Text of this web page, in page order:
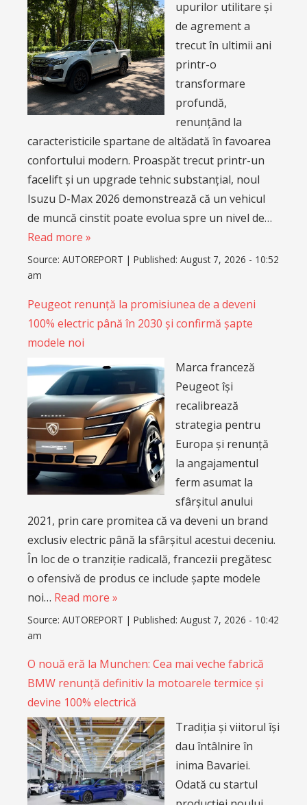
upurilor utilitare și
de agrement a
trecut în ultimii ani
printr-o
transformare
profundă,
renunțând la
caracteristicile spartane de altădată în favoarea
confortului modern. Proaspăt trecut printr-un
facelift și un upgrade tehnic substanțial, noul
Isuzu D-Max 2026 demonstrează că un vehicul
de muncă cinstit poate evolua spre un nivel de…
Read more »
Source: AUTOREPORT | Published: August 7, 2026 - 10:52
am
Peugeot renunță la promisiunea de a deveni
100% electric până în 2030 și confirmă șapte
modele noi
Marca franceză
Peugeot își
recalibrează
strategia pentru
Europa și renunță
la angajamentul
ferm asumat la
sfârșitul anului
2021, prin care promitea că va deveni un brand
exclusiv electric până la sfârșitul acestui deceniu.
În loc de o tranziție radicală, francezii pregătesc
o ofensivă de produs ce include șapte modele
noi… Read more »
Source: AUTOREPORT | Published: August 7, 2026 - 10:42
am
O nouă eră la Munchen: Cea mai veche fabrică
BMW renunță definitiv la motoarele termice și
devine 100% electrică
Tradiția și viitorul își
dau întâlnire în
inima Bavariei.
Odată cu startul